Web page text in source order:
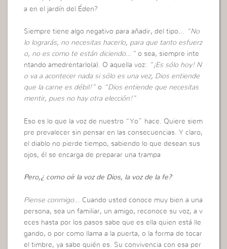
a en el jardín del Éden?
Siempre tiene algo negativo para añadir, del tipo…
“No
lo lograrás, no necesitas hacerlo, para que tanto esfuerz
o, no es como te están diciendo…” o sea, siempre inte
ntando amedrentarlo(a). O aquella voz:
“¡Es sólo hoy! N
o va a acontecer nada si sólo es una vez, Dios entiende
que la carne es débil!” o “Dios entiende que necesitas
mentir, pues no hay otra elección!”
Eso es lo que la voz de nuestro “Yo” hace. Quiere siem
pre prevalecer sin pensar en las consecuencias. Y claro,
el diablo no pierde tiempo, sabiendo lo que desean sus
ojos, él se encarga de preparar una trampa
Pero,¿ como oír la voz de Dios, la voz de la fe?
Piense conmigo… Cuando usted conoce muy bien a una
persona, sea un familiar, un amigo, reconoce su voz, a v
eces hasta por los pasos sabe que es ella quien está lle
gando, o por como llama a la puerta, o la forma de tocar
el timbre, ya sabe quién es. Su convivencia con esa per